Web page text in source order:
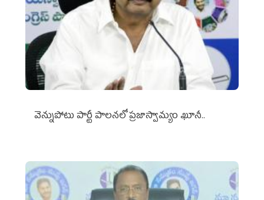
వెన్నుపోటు పార్టీ పాలనలో ప్రజాస్వామ్యం ఖూనీ..